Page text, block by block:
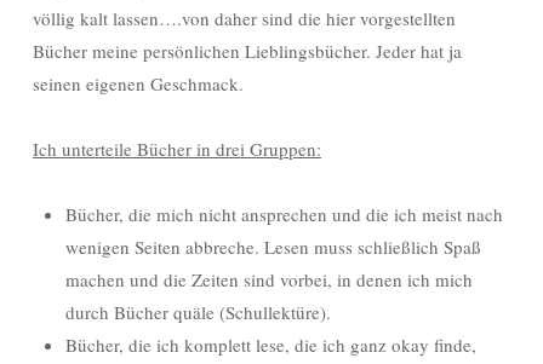
völlig kalt lassen….von daher sind die hier vorgestellten
Bücher meine persönlichen Lieblingsbücher. Jeder hat ja
seinen eigenen Geschmack.
Ich unterteile Bücher in drei Gruppen:
Bücher, die mich nicht ansprechen und die ich meist nach
wenigen Seiten abbreche. Lesen muss schließlich Spaß
machen und die Zeiten sind vorbei, in denen ich mich
durch Bücher quäle (Schullektüre).
Bücher, die ich komplett lese, die ich ganz okay finde,